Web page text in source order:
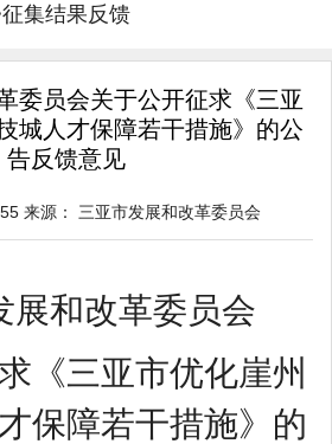
征集结果反馈
委员会关于公开征求《三亚
城人才保障若干措施》的公
告反馈意见
来源： 三亚市发展和改革委员会
展和改革委员会
《三亚市优化崖州
保障若干措施》的